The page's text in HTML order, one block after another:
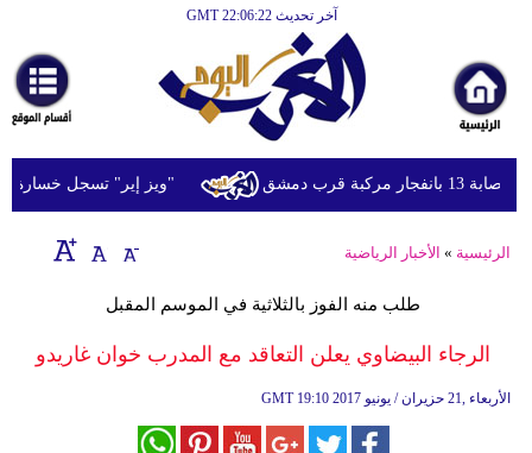
آخر تحديث GMT 22:06:22
أخبارعاجلة
رياضة
ثقافة
إقتصاد
أزياء
"ويز إير" تسجل خسارة دمشق
الرئيسية » الأخبار الرياضية
طلب منه الفوز بالثلاثية في الموسم المقبل
الرجاء البيضاوي يعلن التعاقد مع المدرب خوان غاريدو
GMT 19:10 2017 الأربعاء ,21 حزيران / يونيو